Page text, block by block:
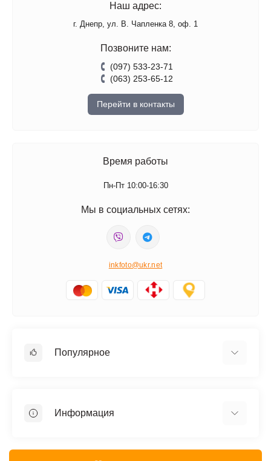
Наш адрес:
г. Днепр, ул. В. Чапленка 8, оф. 1
Позвоните нам:
(097) 533-23-71
(063) 253-65-12
Перейти в контакты
Время работы
Пн-Пт 10:00-16:30
Мы в социальных сетях:
inkfoto@ukr.net
Популярное
Фотобумага Galaxy
Информация